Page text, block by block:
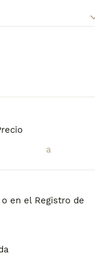
en el Registro de
de Spitz
Perros en
guarda tu
perfecto:
spitz,